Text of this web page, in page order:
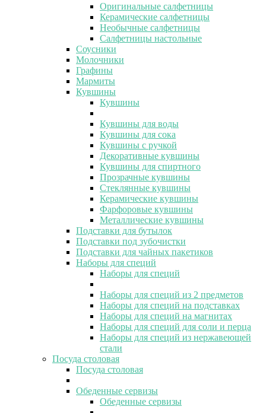
Оригинальные салфетницы
Керамические салфетницы
Необычные салфетницы
Салфетницы настольные
Соусники
Молочники
Графины
Мармиты
Кувшины
Кувшины
Кувшины для воды
Кувшины для сока
Кувшины с ручкой
Декоративные кувшины
Кувшины для спиртного
Прозрачные кувшины
Стеклянные кувшины
Керамические кувшины
Фарфоровые кувшины
Металлические кувшины
Подставки для бутылок
Подставки под зубочистки
Подставки для чайных пакетиков
Наборы для специй
Наборы для специй
Наборы для специй из 2 предметов
Наборы для специй на подставках
Наборы для специй на магнитах
Наборы для специй для соли и перца
Наборы для специй из нержавеющей
стали
Посуда столовая
Посуда столовая
Обеденные сервизы
Обеденные сервизы